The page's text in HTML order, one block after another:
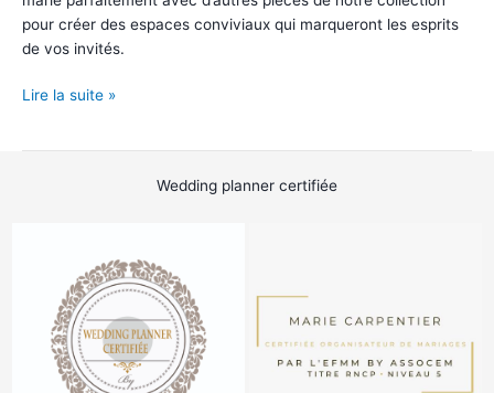
pour créer des espaces conviviaux qui marqueront les esprits
de vos invités.
Tonneau
Lire la suite »
Wedding planner certifiée